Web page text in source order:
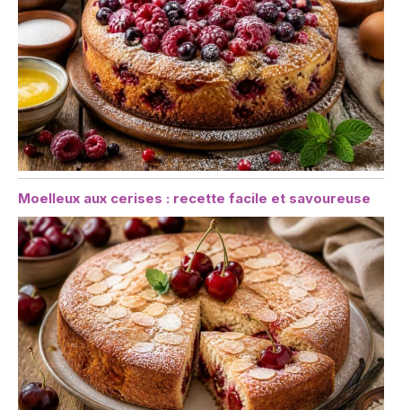
Moelleux aux cerises : recette facile et savoureuse